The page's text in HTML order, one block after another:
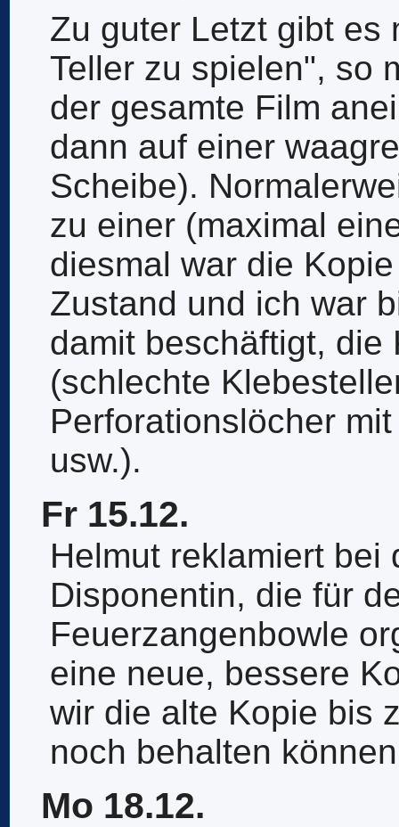
Zu guter Letzt gibt es
Teller zu spielen", so
der gesamte Film
dann auf einer
Scheibe).
zu einer (maximal
diesmal war die
Zustand und ich war
damit beschäftigt, die
(schlechte
Perforationslöcher
usw.).
Fr 15.12.
Helmut reklamiert bei
Disponentin, die für
Feuerzangenbowle
eine neue, bessere
wir die alte Kopie bis
noch behalten
Mo 18.12.